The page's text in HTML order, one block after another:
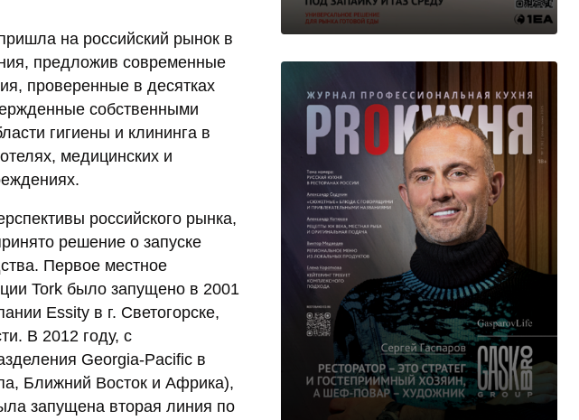
на российский рынок в
предложив современные
проверенные в десятках
собственными
гигиены и клининга в
медицинских и
российского рынка,
решение о запуске
Первое местное
Tork было запущено в 2001
Essity в г. Светогорске,
В 2012 году, с
Georgia-Pacific в
Ближний Восток и Африка),
запущена вторая линия по